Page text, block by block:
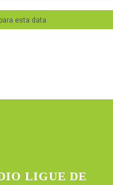
esta data
LIGUE DE